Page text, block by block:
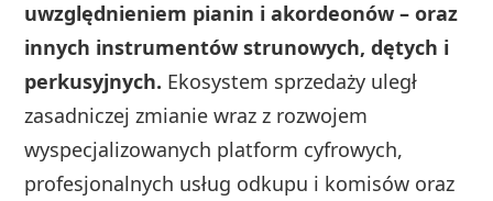
uwzględnieniem pianin i akordeonów – oraz
innych instrumentów strunowych, dętych i
perkusyjnych. Ekosystem sprzedaży uległ
zasadniczej zmianie wraz z rozwojem
wyspecjalizowanych platform cyfrowych,
profesjonalnych usług odkupu i komisów oraz